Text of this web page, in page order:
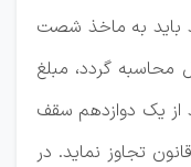
باید به ماخذ شصت
محاسبه گردد، مبلغ
از یک دوازدهم سقف
تجاوز نماید. در